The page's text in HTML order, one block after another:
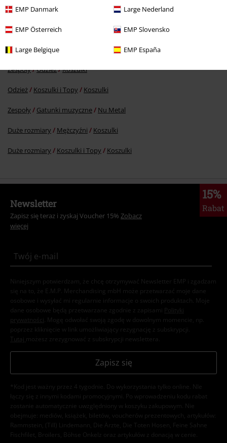
EMP Danmark Large Nederland
EMP Österreich EMP Slovensko
Large Belgique EMP España
69.90 zł
Więcej kategorii. Więcej możliwości.
Zespoły Odzież Koszulki
Odzież Koszulki i Topy Koszulki
Zespoły Gatunki muzyczne Nu Metal
Duże rozmiary Mężczyźni Koszulki
Duże rozmiary Koszulki i Topy Koszulki
15%
Rabat
Newsletter
Zapisz się teraz i zyskaj Voucher 15% Zobacz
więcej
Niniejszym potwierdzam, że chcę otrzymywać Newsletter EMP i zgadzam
się na to, że E.M.P. Merchandising mbH może przetwarzać moje dane
osobowe i wysyłać mi regularnie informacje o swoich produktach. Moje
dane osobowe będą przetwarzane zgodnie z zapisami
Polityki
prywatności . Mogę odwołać swoją zgodę w dowolnym momencie, np.
poprzez kliknięcie w link umożliwiający rezygnację z subskrypcji.
Tutaj możesz zrezygnować z subskrypcji newslettera.
Zapisz się
*Kod jest ważny przez 4 tygodnie. Do wykorzystania tylko online. NIe
łączy się z innymi kodami promocyjnymi. Po wprowadzeniu kodu rabat
zostanie automatycznie uwzględniony w koszyku zakupowym. Nie
obejmuje: mediów, książek, biletów, voucherów prezentowych, artykułów:
Rammstein, (Till) Lindemann, Die Ärzte, Die Toten Hosen, Feine Sahne
Fischfilet, Broilers, Böhse Onkelz oraz artykułów z donacją w cenie.